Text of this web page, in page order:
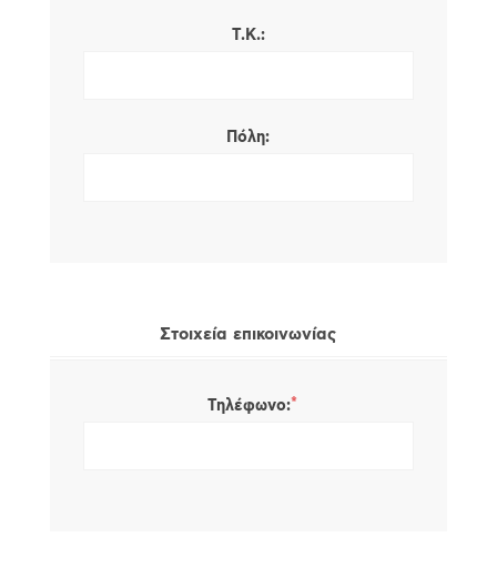
Τ.Κ.:
Πόλη:
Στοιχεία επικοινωνίας
Τηλέφωνο:*